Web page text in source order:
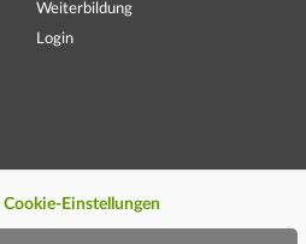
Weiterbildung
Login
Cookie-Einstellungen